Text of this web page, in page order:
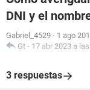
DNI y el
Gabriel_4529 - 1 ago
Gt - 17 abr 2023 a
3 respuestas